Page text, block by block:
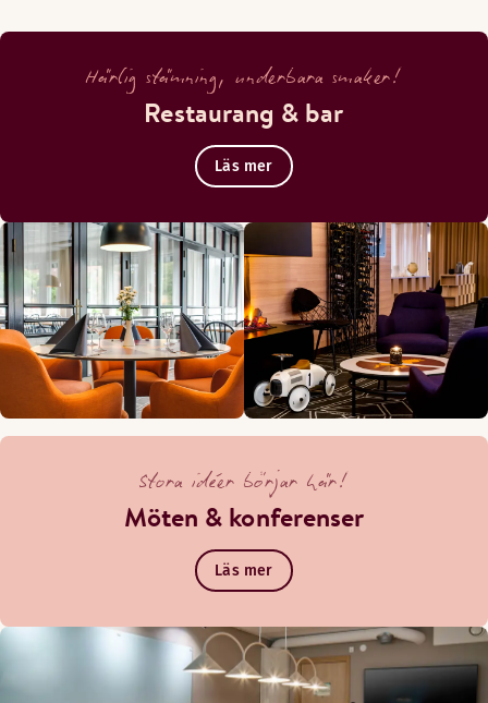
Härlig stämning, underbara smaker!
Restaurang & bar
Läs mer
Stora idéer börjar här!
Möten & konferenser
Läs mer